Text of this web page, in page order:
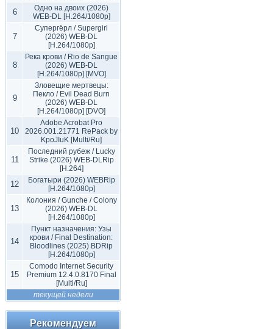
6
Одно на двоих (2026)
WEB-DL [H.264/1080p]
7
Супергёрл / Supergirl
(2026) WEB-DL
[H.264/1080p]
8
Река крови / Rio de Sangue
(2026) WEB-DL
[H.264/1080p] [MVO]
9
Зловещие мертвецы:
Пекло / Evil Dead Burn
(2026) WEB-DL
[H.264/1080p] [DVO]
10
Adobe Acrobat Pro
2026.001.21771 RePack by
KpoJIuK [Multi/Ru]
11
Последний рубеж / Lucky
Strike (2026) WEB-DLRip
[H.264]
12
Богатыри (2026) WEBRip
[H.264/1080p]
13
Колония / Gunche / Colony
(2026) WEB-DL
[H.264/1080p]
14
Пункт назначения: Узы
крови / Final Destination:
Bloodlines (2025) BDRip
[H.264/1080p]
15
Comodo Internet Security
Premium 12.4.0.8170 Final
[Multi/Ru]
текущей недели
Рекомендуем